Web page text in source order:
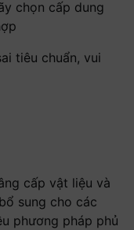
chọn cấp dung
tiêu chuẩn, vui
cấp vật liệu và
sung cho các
phương pháp phủ